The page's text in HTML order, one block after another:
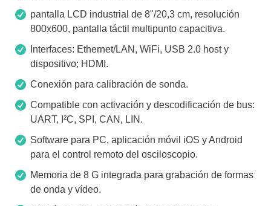
pantalla LCD industrial de 8"/20,3 cm, resolución
800x600, pantalla táctil multipunto capacitiva.
Interfaces: Ethernet/LAN, WiFi, USB 2.0 host y
dispositivo; HDMI.
Conexión para calibración de sonda.
Compatible con activación y descodificación de bus:
UART, I²C, SPI, CAN, LIN.
Software para PC, aplicación móvil iOS y Android
para el control remoto del osciloscopio.
Memoria de 8 G integrada para grabación de formas
de onda y vídeo.